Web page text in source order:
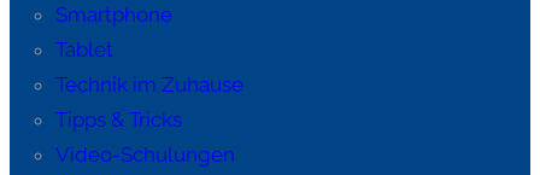
Smartphone
Tablet
Technik im Zuhause
Tipps & Tricks
Video-Schulungen